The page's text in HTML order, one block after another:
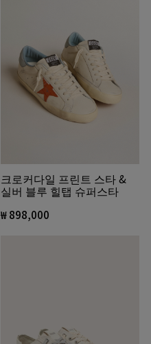
크로커다일 프린트 스타 &
실버 블루 힐탭 슈퍼스타
₩ 898,000